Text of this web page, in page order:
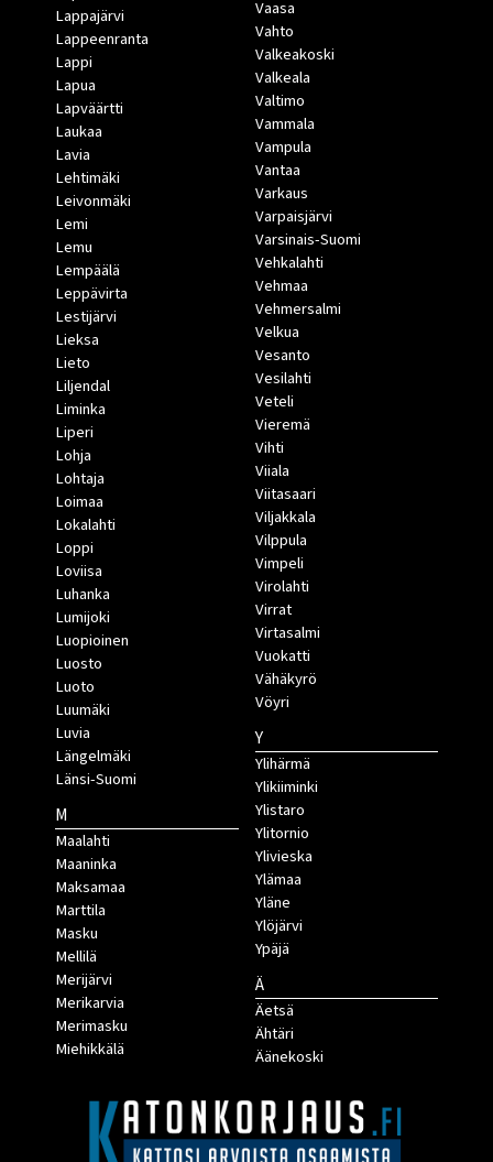
Lappajärvi
Lappeenranta
Lappi
Lapua
Lapväärtti
Laukaa
Lavia
Lehtimäki
Leivonmäki
Lemi
Lemu
Lempäälä
Leppävirta
Lestijärvi
Lieksa
Lieto
Liljendal
Liminka
Liperi
Lohja
Lohtaja
Loimaa
Lokalahti
Loppi
Loviisa
Luhanka
Lumijoki
Luopioinen
Luosto
Luoto
Luumäki
Luvia
Längelmäki
Länsi-Suomi
M
Maalahti
Maaninka
Maksamaa
Marttila
Masku
Mellilä
Merijärvi
Merikarvia
Merimasku
Miehikkälä
Vaasa
Vahto
Valkeakoski
Valkeala
Valtimo
Vammala
Vampula
Vantaa
Varkaus
Varpaisjärvi
Varsinais-Suomi
Vehkalahti
Vehmaa
Vehmersalmi
Velkua
Vesanto
Vesilahti
Veteli
Vieremä
Vihti
Viiala
Viitasaari
Viljakkala
Vilppula
Vimpeli
Virolahti
Virrat
Virtasalmi
Vuokatti
Vähäkyrö
Vöyri
Y
Ylihärmä
Ylikiiminki
Ylistaro
Ylitornio
Ylivieska
Ylämaa
Yläne
Ylöjärvi
Ypäjä
Ä
Äetsä
Ähtäri
Äänekoski